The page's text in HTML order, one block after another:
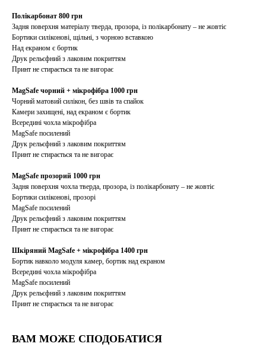
Полікарбонат 800 грн
Задня поверхня матеріалу тверда, прозора, із полікарбонату – не жовтіє
Бортики силіконові, щільні, з чорною вставкою
Над екраном є бортик
Друк рельєфний з лаковим покриттям
Принт не стирається та не вигорає
MagSafe чорний + мікрофібра 1000 грн
Чорний матовий силікон, без швів та спайок
Камери захищені, над екраном є бортик
Всередині чохла мікрофібра
MagSafe посилений
Друк рельєфний з лаковим покриттям
Принт не стирається та не вигорає
MagSafe прозорий 1000 грн
Задня поверхня чохла тверда, прозора, із полікарбонату – не жовтіє
Бортики силіконові, прозорі
MagSafe посилений
Друк рельєфний з лаковим покриттям
Принт не стирається та не вигорає
Шкіряний MagSafe + мікрофібра 1400 грн
Бортик навколо модуля камер, бортик над екраном
Всередині чохла мікрофібра
MagSafe посилений
Друк рельєфний з лаковим покриттям
Принт не стирається та не вигорає
ВАМ МОЖЕ СПОДОБАТИСЯ